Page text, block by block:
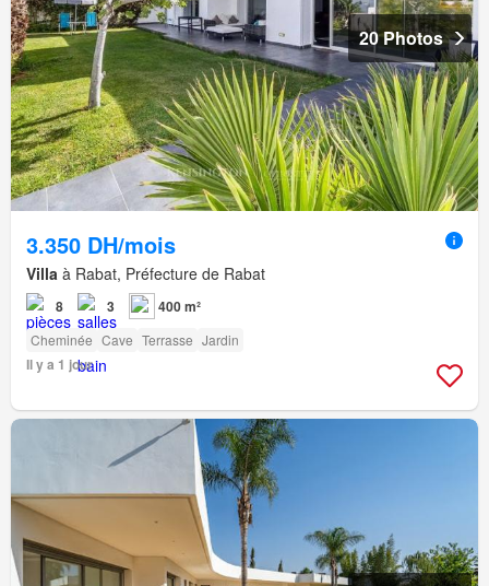
20 Photos
3.350 DH/mois
Villa à Rabat, Préfecture de Rabat
8 3 400 m²
Cheminée Cave Terrasse Jardin
Il y a 1 jour